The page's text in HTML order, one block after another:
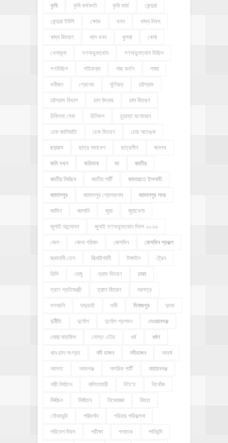
কৃষি কৃষি কর্মকর্তা কৃষি কার্ড কেন্দুয়া
কেন্দুয়া ইউপি ক্ষোভ খনন খাদ্য দিবস
খাদ্য বিতরণ খাল খনন খুলনা খেলা
খেলাধূলা গণঅভ্যুত্থান গণঅভ্যুত্থান মিছিল
গণমিছিল গাইবান্ধা গাছ কর্তন গাজা
গুনীজন গ্রেনেড ঘূর্ণিঝড় চট্টগ্রাম
চট্টগ্রাম বিভাগ চাল উদ্ধার চাল বিতরণ
চিকিৎসা সেবা চিনিকল চুড়ান্ত মনোনয়ন
চেক জালিয়াতি চেক বিতরণ চোর আতঙ্ক
ছড়ারস ছাত্র সমাবেশ ছাত্রলীগ জনপথ
জমি দখল জরিমানা জা জাতীয়
জাতীয় নির্বাচন জাতীয় পার্টি জামায়াতে ইসলামী
জামালপুর জামালপুর প্রেসক্লাব জামালপুর সদর
জামিন জালানি জুয়া জুয়াখেলা
জুলাই আন্দোলন জুলাই গণঅভ্যুত্থান দিবস ২০২৬
জেল জেলা পরিষদ জেসমিন জেসমিন প্রকল্প
জ্বালানী তেল ঝিনাইগাতী টাঙ্গাইল ট্রেন
ডিসি ডেঙ্গু ড্রাম বিতরণ ঢাকা
ত্রাণ প্রতিমন্ত্রী ত্রাণ বিতরণ দরপত্র
দশআনি দাদুভাই দাবী দিনাজপুর দুদক
দুর্নীতি দুর্যোগ দুর্যোগ প্রশমন দেওয়ানগঞ্জ
দোয়া মাহফিল দোস্ত এইড ধর্ম ধর্ষণ
ধান-চাল সংগ্রহ নদী ভাঙ্গন নদীভাঙ্গন নববর্ষ
নবাগত নবাবগঞ্জ নাগরিক পার্টি নারায়নগঞ্জ
নারী নির্যাতন নালিতাবাড়ী নি'হ'ত নিখোঁজ
নির্বাচন নির্যাতন নিষেধাজ্ঞা নিহত
নৌকাডুবি পরিদর্শন পরিবার পরিকল্পনা
পরিবেশ দিবস পরীক্ষা পলাতক পানিবন্দি